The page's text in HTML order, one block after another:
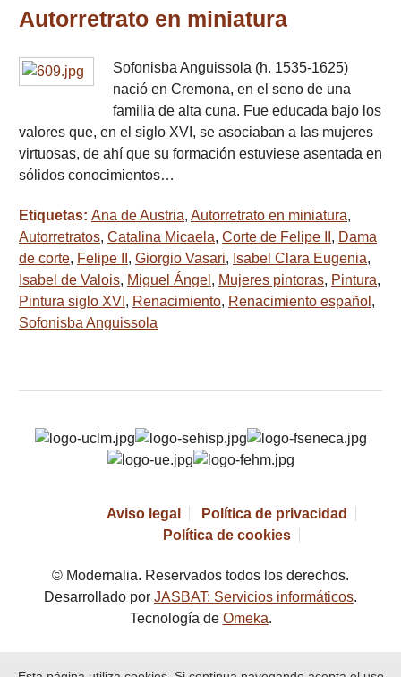
Autorretrato en miniatura
Sofonisba Anguissola (h. 1535-1625)
nació en Cremona, en el seno de una
familia de alta cuna. Fue educada bajo los
valores que, en el siglo XVI, se asociaban a las mujeres
virtuosas, de ahí que su formación estuviese asentada en
sólidos conocimientos…
Etiquetas: Ana de Austria, Autorretrato en miniatura,
Autorretratos, Catalina Micaela, Corte de Felipe II , Dama
de corte, Felipe II , Giorgio Vasari, Isabel Clara Eugenia,
Isabel de Valois, Miguel Ángel , Mujeres pintoras, Pintura,
Pintura siglo XVI , Renacimiento, Renacimiento español ,
Sofonisba Anguissola
Aviso legal
Política de privacidad
Política de cookies
© Modernalia. Reservados todos los derechos.
Desarrollado por JASBAT: Servicios informáticos.
Tecnología de Omeka.